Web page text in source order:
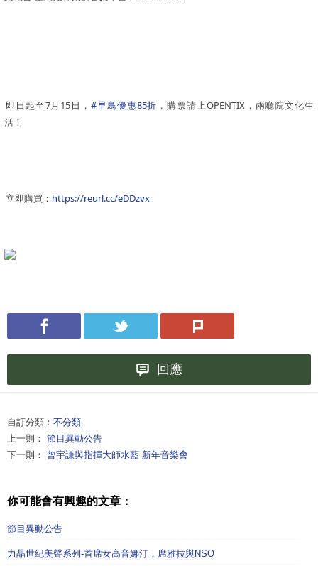
即日起至7月15日，#早鳥優惠85折 ，購票請上OPENTIX，兩廳院文化生
活！
立即購買： https://reurl.cc/eDDzvx
回應
自訂分類： 不分類
上一則： 節目異動公告
下一則： 曾宇謙與指揮大師水藍 新年音樂會
你可能會有興趣的文章：
節目異動公告
力晶世紀美聲系列-首席女高音娜汀．席雅拉與NSO